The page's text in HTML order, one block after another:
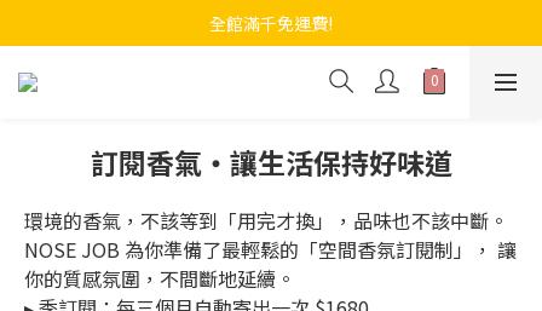
全館滿千免運費!
訂閱香氣・讓生活保持好味道
環境的香氣，不該等到「用完才換」，品味也不該中斷。
NOSE JOB 為你準備了最輕鬆的「空間香氛訂閱制」， 讓
你的質感氛圍，不間斷地延續。